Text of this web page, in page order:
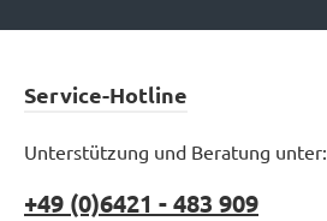
Service-Hotline
Unterstützung und Beratung unter:
+49 (0)6421 - 483 909